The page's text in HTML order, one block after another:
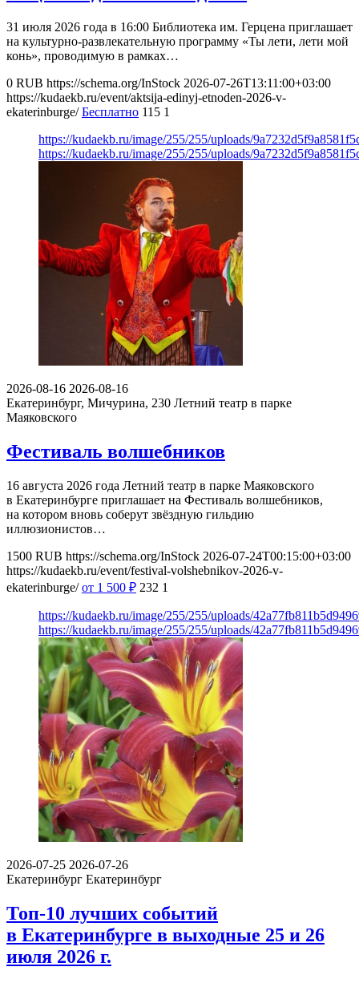
31 июля 2026 года в 16:00 Библиотека им. Герцена приглашает
на культурно-развлекательную программу «Ты лети, лети мой
конь», проводимую в рамках…
0 RUB https://schema.org/InStock 2026-07-26T13:11:00+03:00
https://kudaekb.ru/event/aktsija-edinyj-etnoden-2026-v-
ekaterinburge/ Бесплатно 115 1
https://kudaekb.ru/image/255/255/uploads/
https://kudaekb.ru/image/255/255/uploads/
2026-08-16 2026-08-16
Екатеринбург, Мичурина, 230 Летний театр в парке
Маяковского
Фестиваль волшебников
16 августа 2026 года Летний театр в парке Маяковского
в Екатеринбурге приглашает на Фестиваль волшебников,
на котором вновь соберут звёздную гильдию
иллюзионистов…
1500 RUB https://schema.org/InStock 2026-07-24T00:15:00+03:00
https://kudaekb.ru/event/festival-volshebnikov-2026-v-
ekaterinburge/ от 1 500 ₽ 232 1
https://kudaekb.ru/image/255/255/uploads/
https://kudaekb.ru/image/255/255/uploads/
2026-07-25 2026-07-26
Екатеринбург Екатеринбург
Топ-10 лучших событий
в Екатеринбурге в выходные 25 и 26
июля 2026 г.